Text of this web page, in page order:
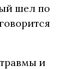
шел по
и